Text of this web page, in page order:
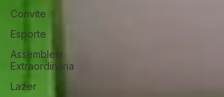
Convite
Esporte
Assembleia
Extraordinária
Lazer